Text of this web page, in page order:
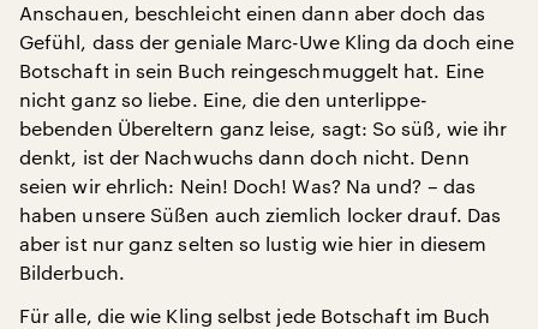
Anschauen, beschleicht einen dann aber doch das
Gefühl, dass der geniale Marc-Uwe Kling da doch eine
Botschaft in sein Buch reingeschmuggelt hat. Eine
nicht ganz so liebe. Eine, die den unterlippe-
bebenden Übereltern ganz leise, sagt: So süß, wie ihr
denkt, ist der Nachwuchs dann doch nicht. Denn
seien wir ehrlich: Nein! Doch! Was? Na und? – das
haben unsere Süßen auch ziemlich locker drauf. Das
aber ist nur ganz selten so lustig wie hier in diesem
Bilderbuch.
Für alle, die wie Kling selbst jede Botschaft im Buch